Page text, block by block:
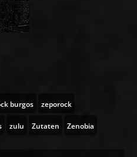
burgos zeporock
zulu Zutaten Zenobia